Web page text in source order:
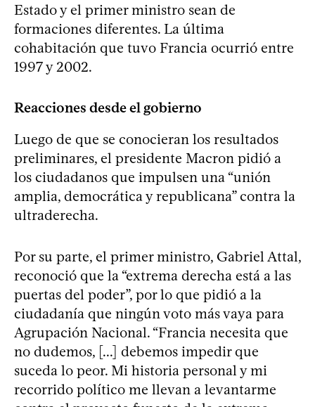
Estado y el primer ministro sean de
formaciones diferentes. La última
cohabitación que tuvo Francia ocurrió entre
1997 y 2002.
Reacciones desde el gobierno
Luego de que se conocieran los resultados
preliminares, el presidente Macron pidió a
los ciudadanos que impulsen una “unión
amplia, democrática y republicana” contra la
ultraderecha.
Por su parte, el primer ministro, Gabriel Attal,
reconoció que la “extrema derecha está a las
puertas del poder”, por lo que pidió a la
ciudadanía que ningún voto más vaya para
Agrupación Nacional. “Francia necesita que
no dudemos, [...] debemos impedir que
suceda lo peor. Mi historia personal y mi
recorrido político me llevan a levantarme